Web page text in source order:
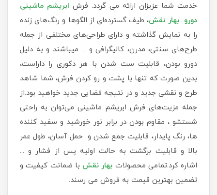
خدمت شما عزیزان ارائه می گردد. فرش ابریشم ماشینی
دورو بهار نقش، طیف گسترده‌ای از الگوها و رنگ‌های زنده
را به نمایش گذاشته و دارای طراحی‌های مختلفی از جمله
طرح‌های سنتی، مدرن، کالیگرافی و ... میباشند و به دلیل
دورو بودن، قابلیت ست شدن با هر دکوری را داراست،
بدین صورت که تنها با پشت و رو کردن فرش، شما شاهد
طرح و نقشی جدید و در نتیجه فضایی جدید خواهید بود.از
جمله مزیت‌های فرش ابریشم ماشینی می‌توان به راحتی
شستشو ، مقاوم بودن در برابر نور خورشید و سفید کننده
ها، رنگ پایدار، قابلیت جمع شدن و حمل آسان، طول عمر
بالا و قابلیت برگشت به حالت اولیه پس از فشار و ...
اشاره کرد.تمامی محصولات بهار نقش با ضمانت کیفیت و
تضمین بهترین قیمت به فروش می رسند.